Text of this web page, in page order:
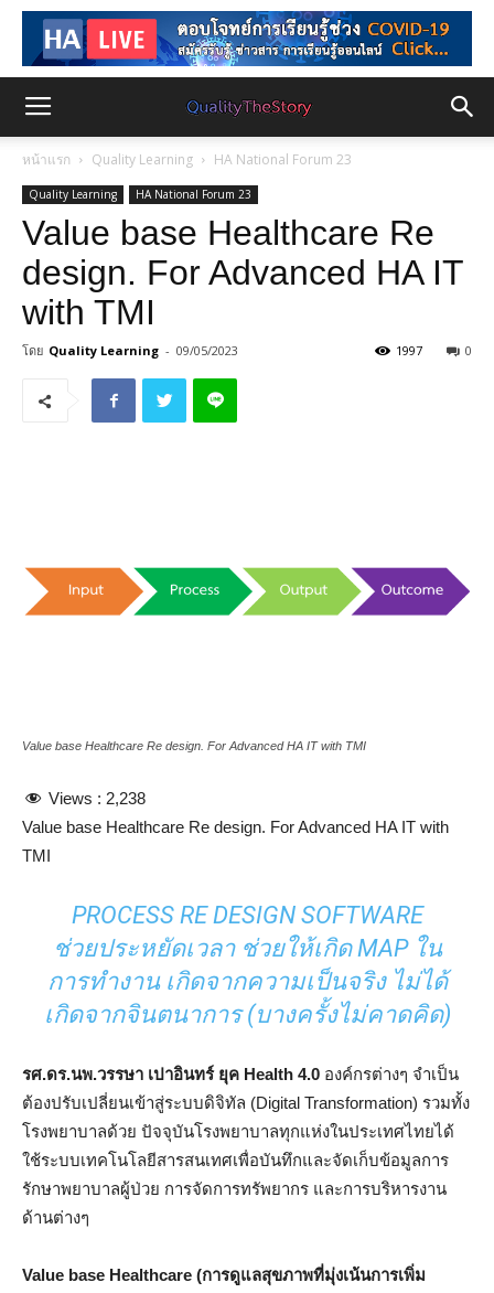
หน้าแรก Quality Learning HA National Forum 23
Quality Learning HA National Forum 23
Value base Healthcare Re
design. For Advanced HA IT
with TMI
โดย Quality Learning - 09/05/2023 0
1997
Value base Healthcare Re design. For Advanced HA IT with TMI
Views : 2,238
Value base Healthcare Re design. For Advanced HA IT with
TMI
PROCESS RE DESIGN SOFTWARE
ช่วยประหยัดเวลา ช่วยให้เกิด MAP ใน
การทำงาน เกิดจากความเป็นจริง ไม่ได้
เกิดจากจินตนาการ (บางครั้งไม่คาดคิด)
รศ.ดร.นพ.วรรษา เปาอินทร์ ยุค Health 4.0 องค์กรต่างๆ จำเป็น
ต้องปรับเปลี่ยนเข้าสู่ระบบดิจิทัล (Digital Transformation) รวมทั้ง
โรงพยาบาลด้วย ปัจจุบันโรงพยาบาลทุกแห่งในประเทศไทยได้
ใช้ระบบเทคโนโลยีสารสนเทศเพื่อบันทึกและจัดเก็บข้อมูลการ
รักษาพยาบาลผู้ป่วย การจัดการทรัพยากร และการบริหารงาน
ด้านต่างๆ
Value base Healthcare (การดูแลสุขภาพที่มุ่งเน้นการเพิ่ม